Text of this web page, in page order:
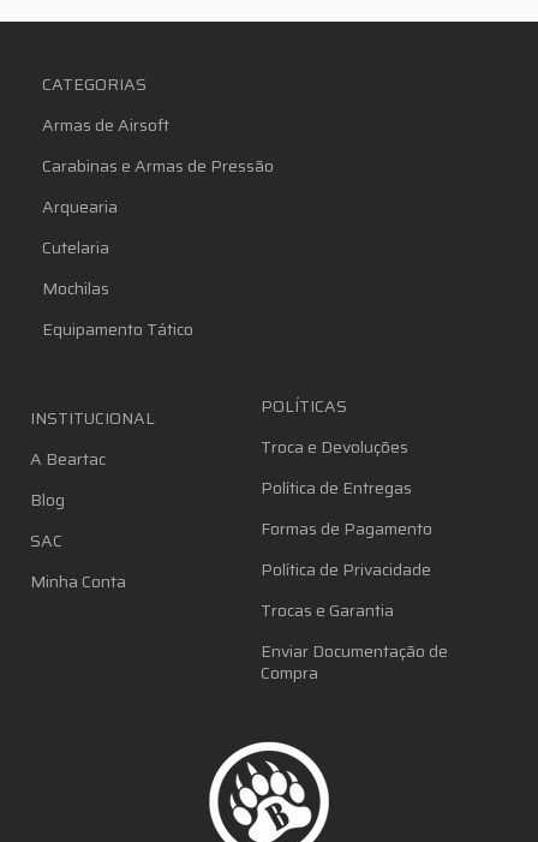
CATEGORIAS
Armas de Airsoft
Carabinas e Armas de Pressão
Arquearia
Cutelaria
Mochilas
Equipamento Tático
INSTITUCIONAL
A Beartac
Blog
SAC
Minha Conta
POLÍTICAS
Troca e Devoluções
Política de Entregas
Formas de Pagamento
Política de Privacidade
Trocas e Garantia
Enviar Documentação de
Compra